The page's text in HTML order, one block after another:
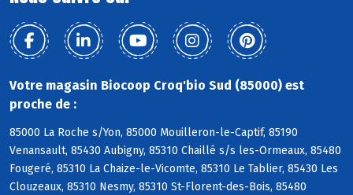
Votre magasin Biocoop Croq'bio Sud (85000) est
proche de :
85000 La Roche s/Yon, 85000 Mouilleron-le-Captif, 85190
Venansault, 85430 Aubigny, 85310 Chaillé s/s les-Ormeaux, 85480
Fougeré, 85310 La Chaize-le-Vicomte, 85310 Le Tablier, 85430 Les
Clouzeaux, 85310 Nesmy, 85310 St-Florent-des-Bois, 85480